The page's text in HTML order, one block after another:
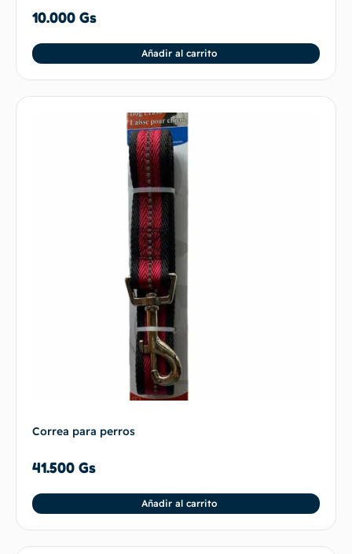
10.000 Gs
Añadir al carrito
Correa para perros
41.500 Gs
Añadir al carrito